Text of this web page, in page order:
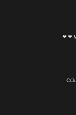
❤ ❤
C/